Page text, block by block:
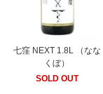
七窪 NEXT 1.8L （なな
くぼ）
SOLD OUT